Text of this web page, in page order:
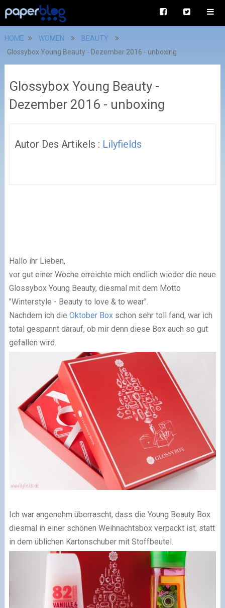
HOME WOMEN
BEAUTY
Glossybox Young Beauty - Dezember 2016 - unboxing
Glossybox Young Beauty -
Dezember 2016 - unboxing
Autor Des Artikels : Lilyfields
Hallo ihr Lieben,
vor gut einer Woche erreichte mich endlich wieder die neue
Glossybox Young Beauty, diesmal mit dem Motto
"Winterstyle - Beauty to love & to wear".
Nachdem ich die Oktober Boxschon sehr toll fand, war ich
total gespannt darauf, ob mir denn diese Box auch so gut
gefallen wird.
Ich war angenehm überrascht, dass die Young Beauty Box
diesmal in einer schönen Weihnachtsbox verpackt ist, statt
in dem üblichen Kartonschuber mit Stoffbeutel.